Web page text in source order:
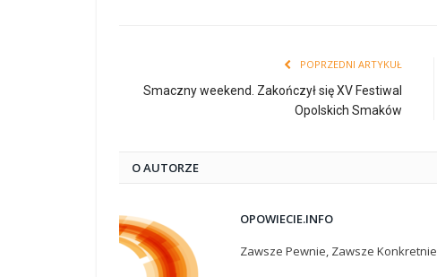
POPRZEDNI ARTYKUŁ
Smaczny weekend. Zakończył się XV Festiwal
Opolskich Smaków
O AUTORZE
OPOWIECIE.INFO
Zawsze Pewnie, Zawsze Konkretnie